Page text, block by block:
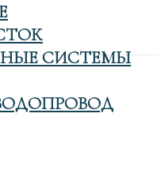
СИСТЕМЫ